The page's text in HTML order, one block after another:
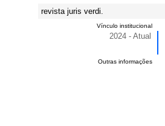
revista juris verdi.
Vínculo institucional
2024 - Atual
Outras informações